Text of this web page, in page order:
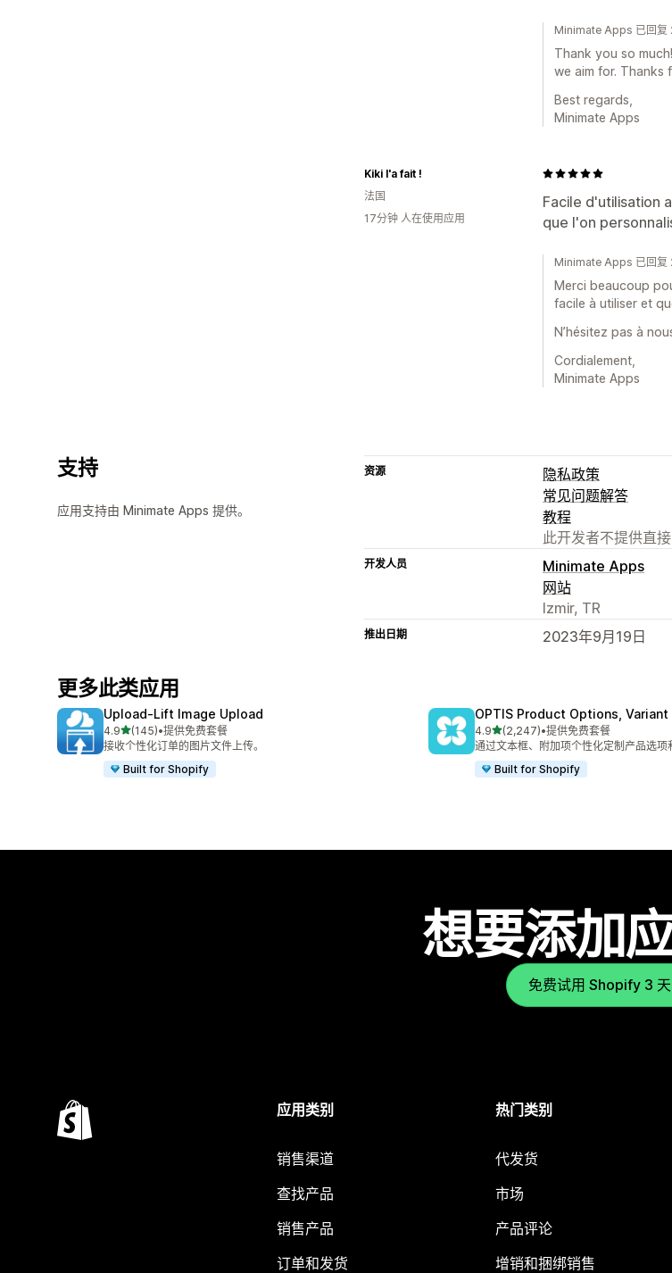
Minimate Apps 已回复
Thank you so
we aim for. Thanks
Best regards,
Minimate Apps
Facile d'utilisation
que l'on
Kiki l'a fait !
法国
17分钟 人在使用应用
Minimate Apps 已回复
Merci beaucoup
facile à utiliser et
N’hésitez pas à
Cordialement,
Minimate Apps
支持
应用支持由 Minimate Apps 提供。
资源
隐私政策
常见问题解答
教程
此开发者不提供直
开发人员
Minimate Apps
网站
Izmir, TR
推出日期 2023年9月19日
更多此类应用
Upload‑Lift Image Upload
4.9星（满分 5 星）
(145)
总共 145 条评论
•提供免费套餐
接收个性化订单的图片文件上传。
Built for Shopify
OPTIS Product Options, Variant
4.9星（满分 5 星）
(2,247)
总共 2247 条评论
•提供免费套餐
通过文本框、附加项个性化定制产品选项
Built for Shopify
想要添加
免费试用 Shopify 3 天
应用类别
销售渠道
查找产品
销售产品
订单和发货
热门类别
代发货
市场
产品评论
增销和捆绑销售